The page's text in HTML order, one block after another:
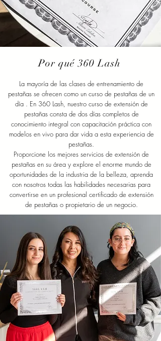
Por qué 360 Lash
La mayoría de las clases de entrenamiento de
pestañas se ofrecen como un curso de pestañas de un
día . En 360 Lash, nuestro curso de extensión de
pestañas consta de dos días completos de
conocimiento integral con capacitación práctica con
modelos en vivo para dar vida a esta experiencia de
pestañas.
Proporcione los mejores servicios de extensión de
pestañas en su área y explore el enorme mundo de
oportunidades de la industria de la belleza, aprenda
con nosotros todas las habilidades necesarias para
convertirse en un profesional certificado de extensión
de pestañas o propietario de un negocio.